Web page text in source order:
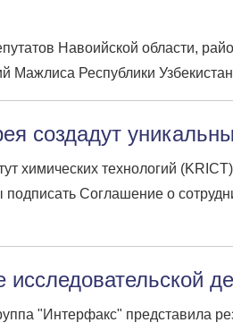
Навоийской области,
Мажлиса Республики
создадут
химических технологий
Соглашение о
"Интерфакс" представила